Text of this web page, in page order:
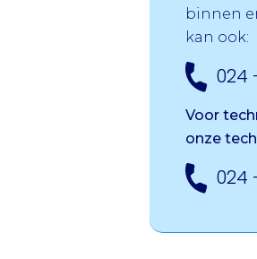
binnen
kan ook:
024
Voor
onze
024